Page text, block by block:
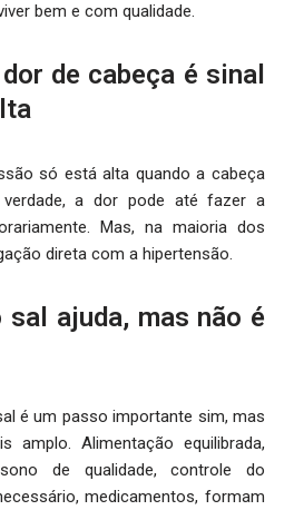
bem e com qualidade.
de cabeça é sinal
só está alta quando a cabeça
a dor pode até fazer a
Mas, na maioria dos
direta com a hipertensão.
ajuda, mas não é
é um passo importante sim, mas
amplo. Alimentação equilibrada,
de qualidade, controle do
medicamentos, formam